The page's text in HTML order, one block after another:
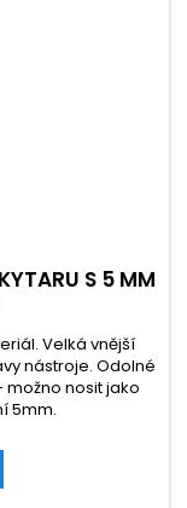
S 5 MM
Velká vnější
nástroje. Odolné
nosit jako
5mm.